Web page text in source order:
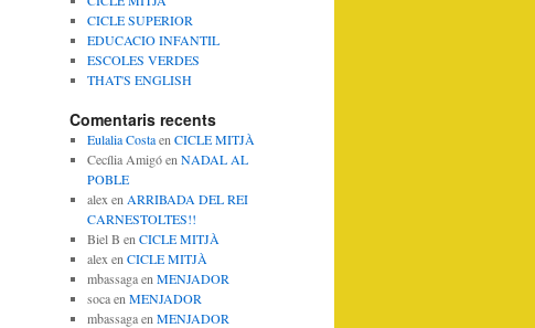
CICLE SUPERIOR
EDUCACIO INFANTIL
ESCOLES VERDES
THAT'S ENGLISH
Comentaris recents
Eulalia Costaen CICLE MITJÀ
Cecília Amigóen NADAL AL
POBLE
alex en ARRIBADA DEL REI
CARNESTOLTES!!
Biel B en CICLE MITJÀ
alex en CICLE MITJÀ
mbassagaen MENJADOR
socaen MENJADOR
mbassagaen MENJADOR